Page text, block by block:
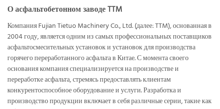
О асфальтобетонном заводе TTM
Компания Fujian Tietuo Machinery Co., Ltd. (далее: TTM), основанная в
2004 году, является одним из самых профессиональных поставщиков
асфальтосмесительных установок и установок для производства
горячего переработанного асфальта в Китае. С момента своего
основания компания специализируется на производстве и
переработке асфальта, стремясь предоставлять клиентам
конкурентоспособное оборудование и услуги. Разработка и
производство продукции включает в себя различные серии, такие как